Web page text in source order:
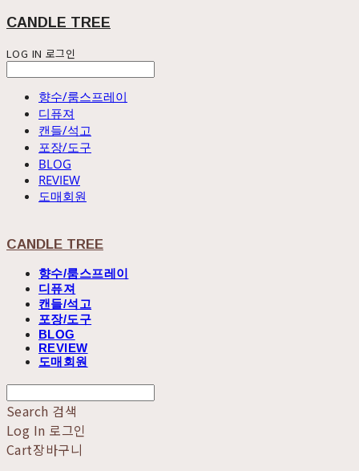
CANDLE TREE
LOG IN 로그인
향수/룸스프레이
디퓨져
캔들/석고
포장/도구
BLOG
REVIEW
도매회원
CANDLE TREE
향수/룸스프레이
디퓨져
캔들/석고
포장/도구
BLOG
REVIEW
도매회원
Search 검색
Log In 로그인
Cart장바구니